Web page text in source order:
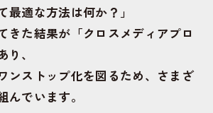
最適な方法は何か？」
きた結果が「クロスメディアプロ
、
ンストップ化を図るため、 さまざ
んでいます。